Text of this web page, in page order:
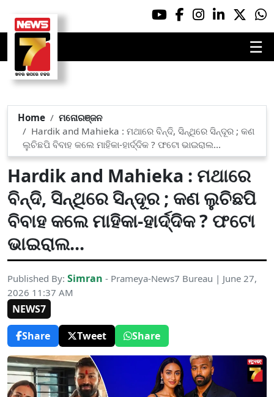
☰
Home
ମନୋରଞ୍ଜନ
Hardik and Mahieka : ମଥାରେ ବିନ୍ଦି, ସିନ୍ଥିରେ ସିନ୍ଦୂର ; କଣ
ଲୁଚିଛପି ବିବାହ କଲେ ମାହିକା-ହାର୍ଦ୍ଦିକ ? ଫଟୋ ଭାଇରାଲ...
Hardik and Mahieka : ମଥାରେ
ବିନ୍ଦି, ସିନ୍ଥିରେ ସିନ୍ଦୂର ; କଣ ଲୁଚିଛପି
ବିବାହ କଲେ ମାହିକା-ହାର୍ଦ୍ଦିକ ? ଫଟୋ
ଭାଇରାଲ...
Published By: Simran - Prameya-News7 Bureau | June 27,
2026 11:37 AM
NEWS7
Share
Tweet Share